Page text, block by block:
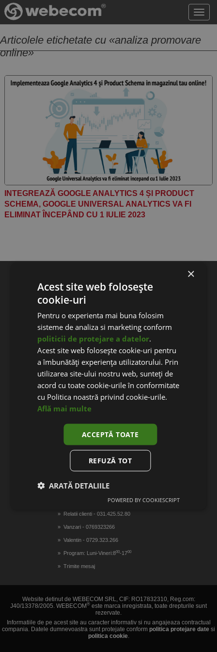
meniu
Articolele etichetate cu «analiza promovare
online»
INTEGREAZĂ GOOGLE ANALYTICS 4 ȘI PRODUCT
SCHEMA, GOOGLE UNIVERSAL ANALYTICS VA FI
ELIMINAT ÎNCEPÂND CU 1 IULIE 2023
DESPRE WEBECOM
Stiri si noutati
Aparitii in presa
Parteneri Webecom
Detalii de contact
CREARE MAGAZIN ONLINE
Creare magazin online
Publicitate magazin online
Gazduire magazin online
Realizare magazin online
Relatii clienti - 031.425.52.80
Vanzari - 0769323266
Valentin - 0729.323.266
Program: Luni-Vineri:800-1700
Trimite mesaj
Website detinut de WEBECOM SRL, CIF: RO17832310, Reg.com:
J40/13378/2005. WEBECOM® este marca inregistrata, toate drepturile sunt
rezervate.
Informatiile de pe acest site au caracter informativ si nu angajeaza contractual
compania. Datele dumnevoastra sunt protejate conform politica protejare date si
politica cookie.
×
Acest site web folosește
cookie-uri
Pentru o experienta mai buna folosim
sisteme de analiza si marketing conform
politicii de protejare a datelor.
Acest site web folosește cookie-uri pentru
a îmbunătăți experiența utilizatorului. Prin
utilizarea site-ului nostru web, sunteți de
acord cu toate cookie-urile în conformitate
cu Politica noastră privind cookie-urile.
Află mai multe
ACCEPTĂ TOATE
REFUZĂ TOT
ARATĂ DETALIILE
POWERED BY COOKIESCRIPT